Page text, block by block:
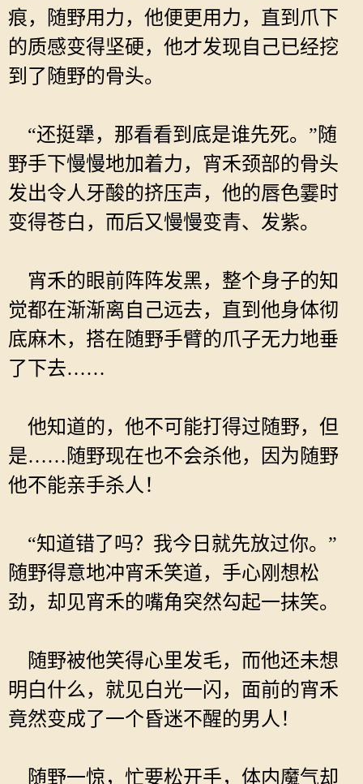
痕，随野用力，他便更用力，直到爪下
的质感变得坚硬，他才发现自己已经挖
到了随野的骨头。
“还挺犟，那看看到底是谁先死。”随
野手下慢慢地加着力，宵禾颈部的骨头
发出令人牙酸的挤压声，他的唇色霎时
变得苍白，而后又慢慢变青、发紫。
宵禾的眼前阵阵发黑，整个身子的知
觉都在渐渐离自己远去，直到他身体彻
底麻木，搭在随野手臂的爪子无力地垂
了下去……
他知道的，他不可能打得过随野，但
是……随野现在也不会杀他，因为随野
他不能亲手杀人！
“知道错了吗？我今日就先放过你。”
随野得意地冲宵禾笑道，手心刚想松
劲，却见宵禾的嘴角突然勾起一抹笑。
随野被他笑得心里发毛，而他还未想
明白什么，就见白光一闪，面前的宵禾
竟然变成了一个昏迷不醒的男人！
随野一惊，忙要松开手，体内魔气却